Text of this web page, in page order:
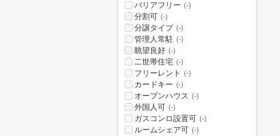
バリアフリー (-)
分割可 (-)
分譲タイプ (-)
管理人常駐 (-)
眺望良好 (-)
二世帯住宅 (-)
フリーレント (-)
カードキー (-)
オープンハウス (-)
外国人可 (-)
ガスコンロ設置可 (-)
ルームシェア可 (-)